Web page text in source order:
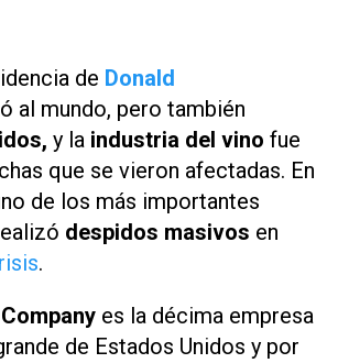
de Donald
al mundo, pero también
y la industria del vino fue
que se vieron afectadas. En
de los más importantes
despidos masivos en
.
es la décima empresa
de Estados Unidos y por